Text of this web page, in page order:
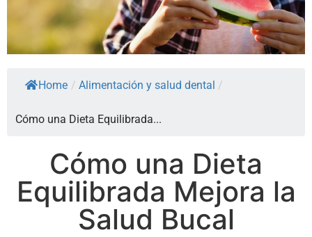
Home / Alimentación y salud dental /
Cómo una Dieta Equilibrada...
Cómo una Dieta
Equilibrada Mejora la
Salud Bucal